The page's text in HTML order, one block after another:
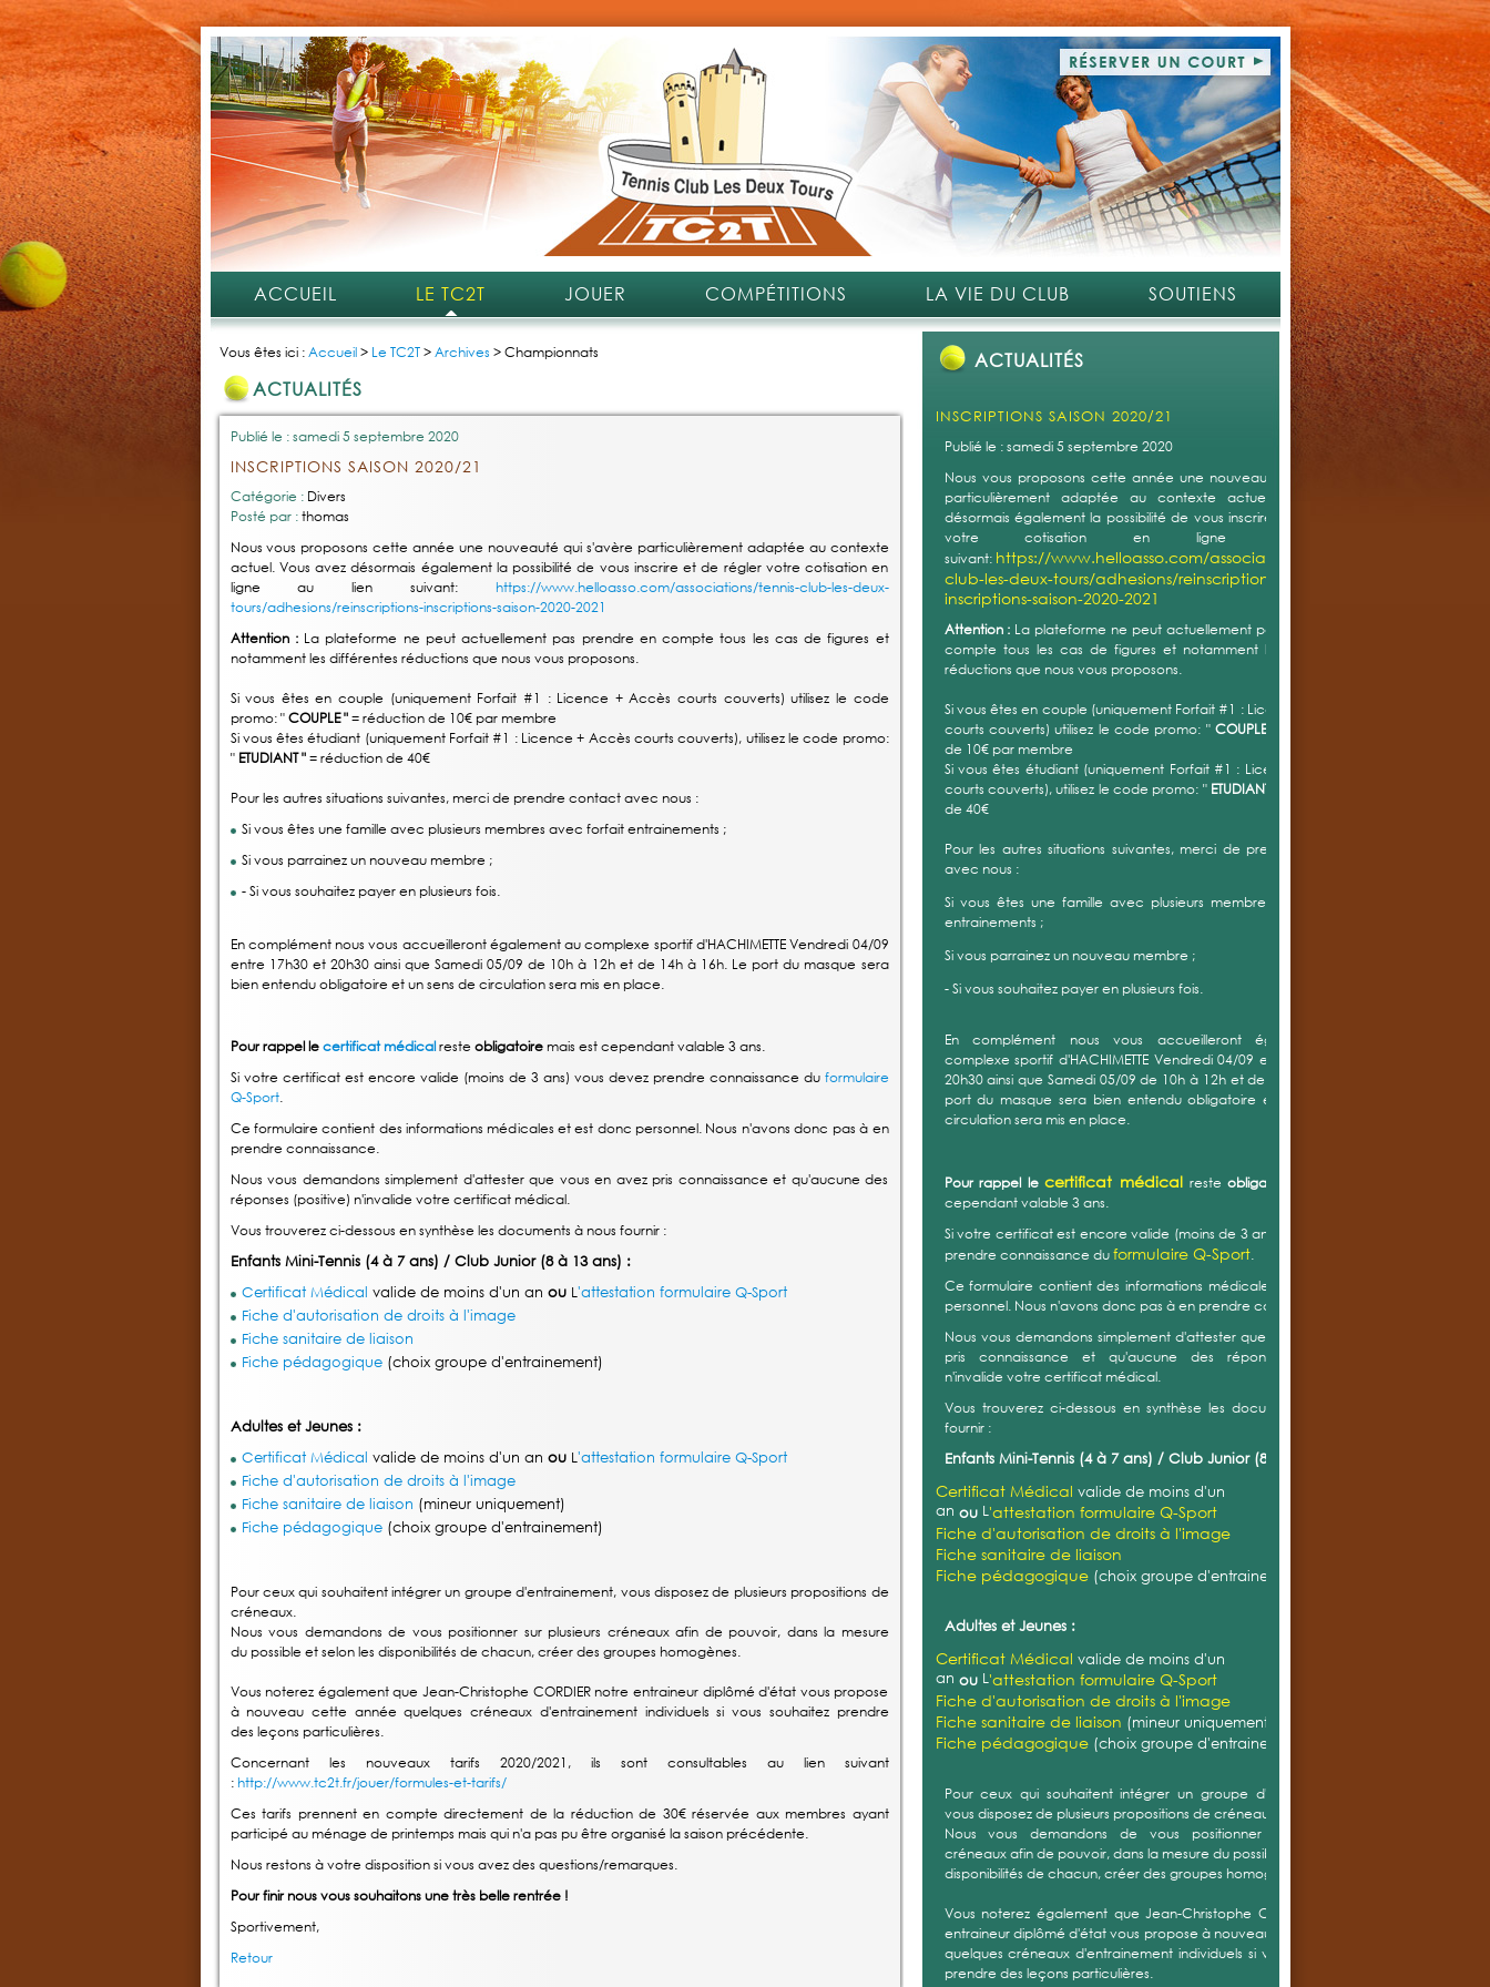
ACCUEIL LE TC2T JOUER COMPÉTITIONS LA VIE DU CLUB SOUTIENS
Vous êtes ici :Accueil> Le TC2T>Archives >Championnats
ACTUALITÉS
Publié le : samedi 5 septembre 2020
INSCRIPTIONS SAISON 2020/21
Catégorie :Divers
Posté par :thomas
Nous vous proposons cette année une nouveauté qui s'avère particulièrement adaptée au contexte
actuel. Vous avez désormais également la possibilité de vous inscrire et de régler votre cotisation en
ligne au lien suivant: https://www.helloasso.com/associations/tennis-club-les-deux-
tours/adhesions/reinscriptions-inscriptions-saison-2020-2021
Attention :La plateforme ne peut actuellement pas prendre en compte tous les cas de figures et
notamment les différentes réductions que nous vous proposons.
Si vous êtes en couple (uniquement Forfait #1 : Licence + Accès courts couverts) utilisez le code
promo: "COUPLE "= réduction de 10€ par membre
Si vous êtes étudiant (uniquement Forfait #1 : Licence + Accès courts couverts), utilisez le code promo:
" ETUDIANT "= réduction de 40€
Pour les autres situations suivantes, merci de prendre contact avec nous :
Si vous êtes une famille avec plusieurs membres avec forfait entrainements ;
Si vous parrainez un nouveau membre ;
- Si vous souhaitez payer en plusieurs fois.
En complément nous vous accueilleront également au complexe sportif d'HACHIMETTE Vendredi 04/09
entre 17h30 et 20h30 ainsi que Samedi 05/09 de 10h à 12h et de 14h à 16h. Le port du masque sera
bien entendu obligatoire et un sens de circulation sera mis en place.
Pour rappel lecertificat médical resteobligatoiremais est cependant valable 3 ans.
Si votre certificat est encore valide (moins de 3 ans) vous devez prendre connaissance du formulaire
Q-Sport.
Ce formulaire contient des informations médicales et est donc personnel. Nous n'avons donc pas à en
prendre connaissance.
Nous vous demandons simplement d'attester que vous en avez pris connaissance et qu'aucune des
réponses (positive) n'invalide votre certificat médical.
Vous trouverez ci-dessous en synthèse les documents à nous fournir :
Enfants Mini-Tennis (4 à 7 ans) / Club Junior (8 à 13 ans) :
Certificat Médical valide de moins d'un an ouL'attestation formulaire Q-Sport
Fiche d'autorisation de droits à l'image
Fiche sanitaire de liaison
Fiche pédagogique(choix groupe d'entrainement)
Adultes et Jeunes :
Certificat Médical valide de moins d'un an ouL'attestation formulaire Q-Sport
Fiche d'autorisation de droits à l'image
Fiche sanitaire de liaison (mineur uniquement)
Fiche pédagogique(choix groupe d'entrainement)
Pour ceux qui souhaitent intégrer un groupe d'entrainement, vous disposez de plusieurs propositions de
créneaux.
Nous vous demandons de vous positionner sur plusieurs créneaux afin de pouvoir, dans la mesure
du possible et selon les disponibilités de chacun, créer des groupes homogènes.
Vous noterez également que Jean-Christophe CORDIER notre entraineur diplômé d'état vous propose
à nouveau cette année quelques créneaux d'entrainement individuels si vous souhaitez prendre
des leçons particulières.
Concernant les nouveaux tarifs 2020/2021, ils sont consultables au lien suivant
: http://www.tc2t.fr/jouer/formules-et-tarifs/
Ces tarifs prennent en compte directement de la réduction de 30€ réservée aux membres ayant
participé au ménage de printemps mais qui n'a pas pu être organisé la saison précédente.
Nous restons à votre disposition si vous avez des questions/remarques.
Pour finir nous vous souhaitons une très belle rentrée !
Sportivement,
Retour
ACTUALITÉS
INSCRIPTIONS SAISON 2020/21
Publié le : samedi 5 septembre 2020
Nous vous proposons cette année une nouveauté qui s'avère
particulièrement adaptée au contexte actuel. Vous avez
désormais également la possibilité de vous inscrire et de régler
votre cotisation en ligne au lien
suivant: https://www.helloasso.com/associations/tennis-
club-les-deux-tours/adhesions/reinscriptions-
inscriptions-saison-2020-2021
Attention : La plateforme ne peut actuellement pas prendre en
compte tous les cas de figures et notamment les différentes
réductions que nous vous proposons.
Si vous êtes en couple (uniquement Forfait #1 : Licence + Accès
courts couverts) utilisez le code promo: "COUPLE "
de 10€ par membre
Si vous êtes étudiant (uniquement Forfait #1 : Licence + Accès
courts couverts), utilisez le code promo: " ETUDIANT "
de 40€
Pour les autres situations suivantes, merci de prendre contact
avec nous :
Si vous êtes une famille avec plusieurs membres avec forfait
entrainements ;
Si vous parrainez un nouveau membre ;
- Si vous souhaitez payer en plusieurs fois.
En complément nous vous accueilleront également au
complexe sportif d'HACHIMETTE Vendredi 04/09 entre 17h30 et
20h30 ainsi que Samedi 05/09 de 10h à 12h et de 14h à 16h. Le
port du masque sera bien entendu obligatoire et un sens de
circulation sera mis en place.
Pour rappel lecertificat médical resteobligatoire
cependant valable 3 ans.
Si votre certificat est encore valide (moins de 3 ans) vous devez
prendre connaissance duformulaire Q-Sport.
Ce formulaire contient des informations médicales et est donc
personnel. Nous n'avons donc pas à en prendre connaissance.
Nous vous demandons simplement d'attester que vous en avez
pris connaissance et qu'aucune des réponses (positive)
n'invalide votre certificat médical.
Vous trouverez ci-dessous en synthèse les documents à nous
fournir :
Enfants Mini-Tennis (4 à 7 ans) / Club Junior (8 à 13 ans) :
Certificat Médical valide de moins d'un
an ouL'attestation formulaire Q-Sport
Fiche d'autorisation de droits à l'image
Fiche sanitaire de liaison
Fiche pédagogique(choix groupe d'entrainement)
Adultes et Jeunes :
Certificat Médical valide de moins d'un
an ouL'attestation formulaire Q-Sport
Fiche d'autorisation de droits à l'image
Fiche sanitaire de liaison (mineur uniquement)
Fiche pédagogique(choix groupe d'entrainement)
Pour ceux qui souhaitent intégrer un groupe d'entrainement,
vous disposez de plusieurs propositions de créneaux.
Nous vous demandons de vous positionner sur plusieurs
créneaux afin de pouvoir, dans la mesure du possible et selon les
disponibilités de chacun, créer des groupes homogènes.
Vous noterez également que Jean-Christophe CORDIER notre
entraineur diplômé d'état vous propose à nouveau cette année
quelques créneaux d'entrainement individuels si vous souhaitez
prendre des leçons particulières.